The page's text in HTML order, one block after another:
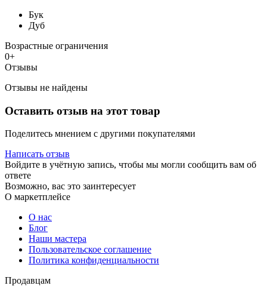
Бук
Дуб
Возрастные ограничения
0+
Отзывы
Отзывы не найдены
Оставить отзыв на этот товар
Поделитесь мнением с другими покупателями
Написать отзыв
Войдите в учётную запись, чтобы мы могли сообщить вам об
ответе
Возможно, вас это заинтересует
О маркетплейсе
О нас
Блог
Наши мастера
Пользовательское соглашение
Политика конфиденциальности
Продавцам